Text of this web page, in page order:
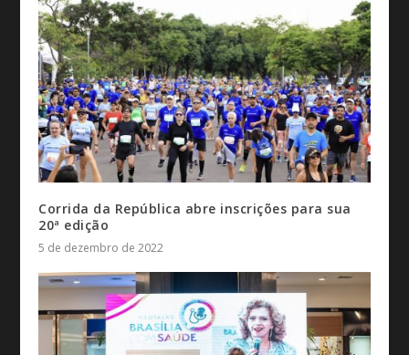
Corrida da República abre inscrições para sua
20ª edição
5 de dezembro de 2022